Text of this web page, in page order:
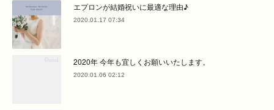
エプロンが結婚祝いに最適な理由♪
2020.01.17 07:34
2020年 今年も宜しくお願いいたします。
2020.01.06 02:12